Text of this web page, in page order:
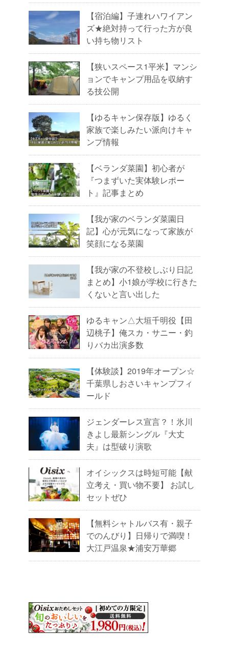
【宿泊編】子連れハワイアン
ズ★絶対持って行った方が良
い持ち物リスト
【狭いスペース1平米】マンシ
ョンでキャンプ用品を収納す
る技公開
【ゆるキャン保存版】ゆるく
家族で楽しみたい派向けキャ
ンプ情報
【ベランダ菜園】初心者が
『つまずいた実体験レポー
ト』記事まとめ
【我が家のベランダ菜園日
記】心が元気になって家族が
笑顔になる菜園
【我が家の不登校しぶり日記
まとめ】小1娘が学校に行きた
くないと言い出した
ゆるキャン△大垣千明役【田
辺桃子】俺スカ・サニー・釣
りバカ出演多数
【体験談】2019年オープン☆
千葉県しおさいキャンプフィ
ールド
ジェンダーレス宣言？！氷川
きよし最新シングル『大丈
夫』は型破り演歌
オイシックスは時短可能【献
立考え・買い物不要】 お試し
セットぜひ
【無料シャトルバス有・親子
でのんびり】日帰りで満喫！
大江戸温泉★浦安万華郷